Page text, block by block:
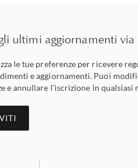
ultimi aggiornamenti via
le tue preferenze per ricevere
e aggiornamenti. Puoi
e annullare l'iscrizione in qualsiasi